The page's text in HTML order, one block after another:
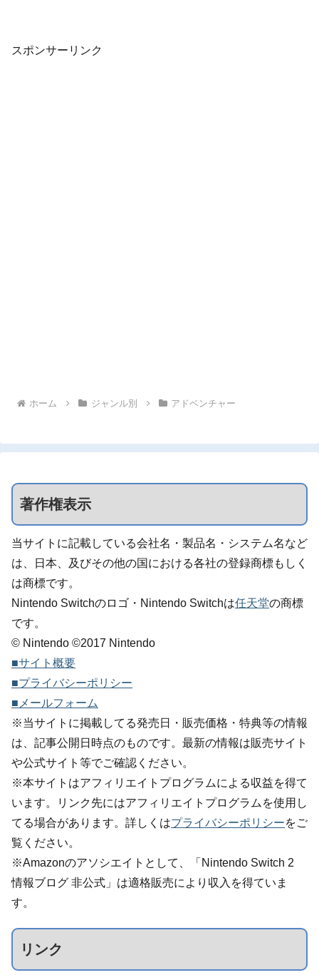
スポンサーリンク
ホーム ジャンル別 アドベンチャー
著作権表示
当サイトに記載している会社名・製品名・システム名など
は、日本、及びその他の国における各社の登録商標もしく
は商標です。
Nintendo Switchのロゴ・Nintendo Switchは任天堂の商標
です。
© Nintendo ©2017 Nintendo
■サイト概要
■プライバシーポリシー
■メールフォーム
※当サイトに掲載してる発売日・販売価格・特典等の情報
は、記事公開日時点のものです。最新の情報は販売サイト
や公式サイト等でご確認ください。
※本サイトはアフィリエイトプログラムによる収益を得て
います。リンク先にはアフィリエイトプログラムを使用し
てる場合があります。詳しくはプライバシーポリシーをご
覧ください。
※Amazonのアソシエイトとして、「Nintendo Switch 2
情報ブログ 非公式」は適格販売により収入を得ていま
す。
リンク